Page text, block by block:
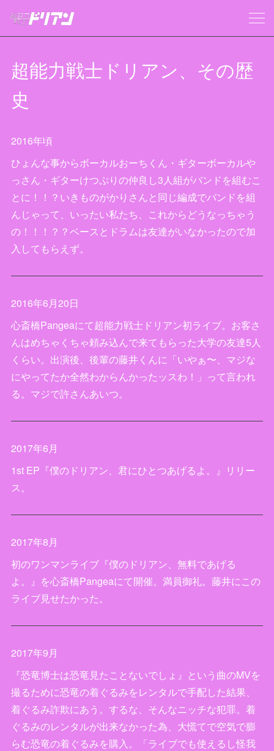
超能力戦士ドリアン、その歴
史
2016年頃
ひょんな事からボーカルおーちくん・ギターボーカルや
っさん・ギターけつぷりの仲良し3人組がバンドを組むこ
とに！！？いきものがかりさんと同じ編成でバンドを組
んじゃって、いったい私たち、これからどうなっちゃう
の！！！？？ベースとドラムは友達がいなかったので加
入してもらえず。
2016年6月20日
心斎橋Pangeaにて超能力戦士ドリアン初ライブ。お客さ
んはめちゃくちゃ頼み込んで来てもらった大学の友達5人
くらい。出演後、後輩の藤井くんに「いやぁ〜、マジな
にやってたか全然わからんかったッスわ！」って言われ
る。マジで許さんあいつ。
2017年6月
1st EP『僕のドリアン、君にひとつあげるよ。』リリー
ス。
2017年8月
初のワンマンライブ『僕のドリアン、無料であげる
よ。』を心斎橋Pangeaにて開催。満員御礼。藤井にこの
ライブ見せたかった。
2017年9月
『恐竜博士は恐竜見たことないでしょ』という曲のMVを
撮るために恐竜の着ぐるみをレンタルで手配した結果、
着ぐるみ詐欺にあう。するな、そんなニッチな犯罪。着
ぐるみのレンタルが出来なかった為、大慌てで空気で膨
らむ恐竜の着ぐるみを購入。「ライブでも使えるし怪我